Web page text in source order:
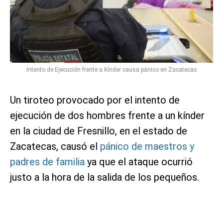
Intento de Ejecución frente a Kínder causa pánico en Zacatecas
Un tiroteo provocado por el intento de
ejecución de dos hombres frente a un kínder
en la ciudad de Fresnillo, en el estado de
Zacatecas, causó el pánico de maestros y
padres de familia ya que el ataque ocurrió
justo a la hora de la salida de los pequeños.